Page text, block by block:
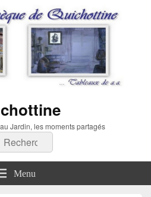
Jardin, les moments partagés
:
Rechercher
Menu